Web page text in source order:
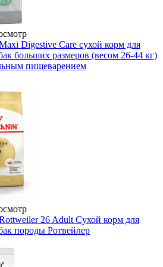
Digestive Care сухой корм для
больших размеров (весом 26-44 кг)
пищеварением
26 Adult Сухой корм для
породы Ротвейлер